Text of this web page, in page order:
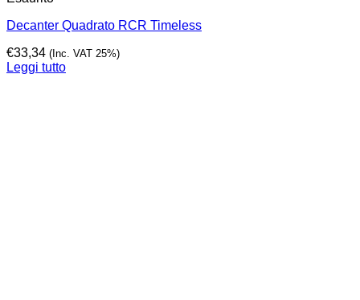
Decanter Quadrato RCR Timeless
€33,34 (Inc. VAT 25%)
Leggi tutto